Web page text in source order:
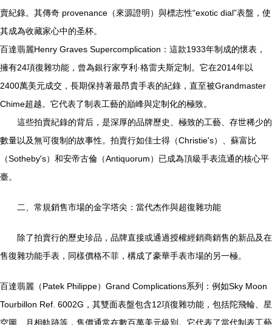
賣紀錄。其傳奇 provenance（來源證明）與標志性“exotic dial”表盤，使
其成為收藏家心中的圣杯。
百達翡麗Henry Graves Supercomplication：這款1933年制成的懷表，
擁有24項復雜功能，曾為銀行家亨利·格雷夫斯定制。它在2014年以
2400萬美元成交，長期保持著最昂貴手表的紀錄，直至被Grandmaster
Chime超越。它代表了制表工藝的巔峰與定制化的極致。
這些拍賣紀錄的背后，是深厚的品牌歷史、極致的工藝、存世稀少的
數量以及無可復制的故事性。拍賣行如佳士得（Christie's）、蘇富比
（Sotheby's）和安帝古倫（Antiquorum）已成為頂級手表流通的核心平
臺。
二、常規銷售市場的金字塔尖：當代杰作與超復雜功能
除了拍賣行的歷史珍品，品牌直接或通過授權經銷商銷售的新品及在
售復雜功能手表，同樣價格不菲，構成了豪華手表市場的另一極。
百達翡麗（Patek Philippe）Grand Complications系列：例如Sky Moon
Tourbillon Ref. 6002G，其雙面表盤包含12項復雜功能，包括陀飛輪、星
空圖、月相軌跡等，售價通常在數百萬美元級別。它代表了當代制表工藝